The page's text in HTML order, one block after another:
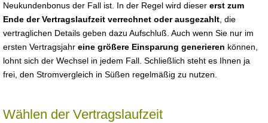
Neukundenbonus der Fall ist. In der Regel wird dieser erst zum
Ende der Vertragslaufzeit verrechnet oder ausgezahlt , die
vertraglichen Details geben dazu Aufschluß. Auch wenn Sie nur im
ersten Vertragsjahr eine größere Einsparung generieren können,
lohnt sich der Wechsel in jedem Fall. Schließlich steht es Ihnen ja
frei, den Stromvergleich in Süßen regelmäßig zu nutzen.
Wählen der Vertragslaufzeit